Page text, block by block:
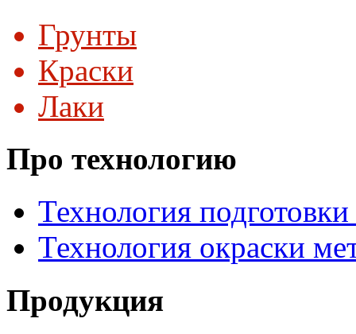
Грунты
Краски
Лаки
Про технологию
Технология
Технология окраски
Продукция